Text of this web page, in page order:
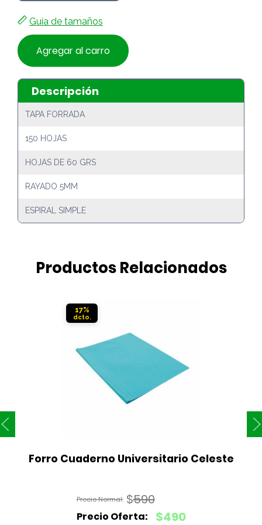
Guía de tamaños
Agregar al carro
Descripción
TAPA FORRADA
150 HOJAS
HOJAS DE 60 GRS
RAYADO 5MM
ESPIRAL SIMPLE
Productos Relacionados
17%
Forro Cuaderno Universitario Celeste
$590
El
$490